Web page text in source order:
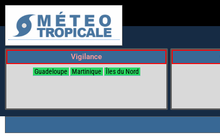
Vigilance
Guadeloupe Martinique Îles du Nord